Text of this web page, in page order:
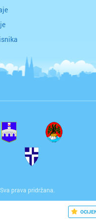
prava pridržana.